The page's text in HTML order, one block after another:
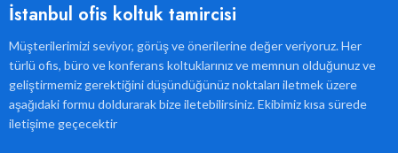
İstanbul ofis koltuk tamircisi
Müşterilerimizi seviyor, görüş ve önerilerine değer veriyoruz. Her
türlü ofis, büro ve konferans koltuklarınız ve memnun olduğunuz ve
geliştirmemiz gerektiğini düşündüğünüz noktaları iletmek üzere
aşağıdaki formu doldurarak bize iletebilirsiniz. Ekibimiz kısa sürede
iletişime geçecektir